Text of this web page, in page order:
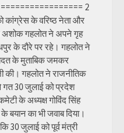
================= 2
कांग्रेस के वरिष्ठ नेता और
अशोक गहलोत ने अपने गृह
के दौरे पर रहे। गहलोत ने
के मुताबिक जमकर
की। गहलोत ने राजनीतिक
गत 30 जुलाई को प्रदेश
के अध्यक्ष गोविंद सिंह
बयान का भी जवाब दिया।
30 जुलाई को पूर्व मंत्री